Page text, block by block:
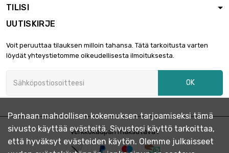
TILISI
UUTISKIRJE
Voit peruuttaa tilauksen milloin tahansa. Tätä tarkoitusta varten
löydät yhteystietomme oikeudellisesta ilmoituksesta.
OK
Verkkokaupan maksutavat
Parhaan mahdollisen kokemuksen tarjoamiseksi tämä
sivusto käyttää evästeitä. Sivustosi käyttö tarkoittaa,
että hyväksyt evästeiden käytön. Olemme julkaisseet